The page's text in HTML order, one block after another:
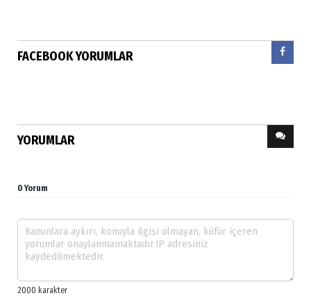
FACEBOOK YORUMLAR
YORUMLAR
0 Yorum